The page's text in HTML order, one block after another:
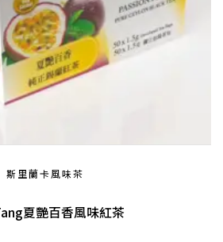
斯里蘭卡風味茶
夏艷百香風味紅茶